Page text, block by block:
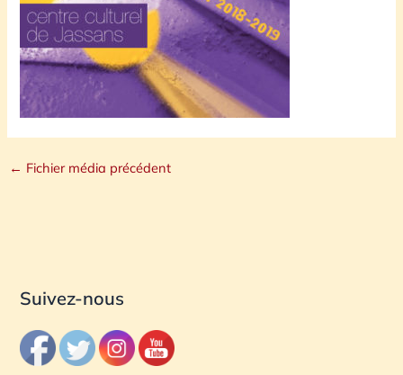
← Fichier média précédent
Suivez-nous